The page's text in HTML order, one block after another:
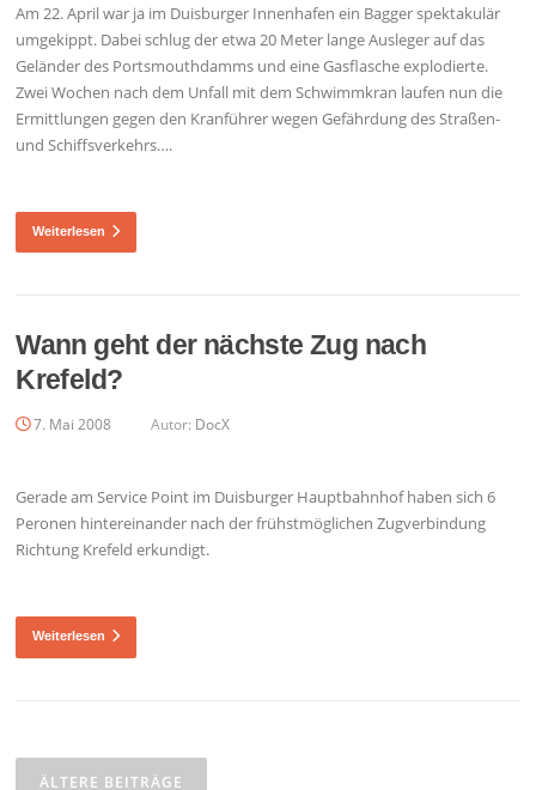
Am 22. April war ja im Duisburger Innenhafen ein Bagger spektakulär
umgekippt. Dabei schlug der etwa 20 Meter lange Ausleger auf das
Geländer des Portsmouthdamms und eine Gasflasche explodierte.
Zwei Wochen nach dem Unfall mit dem Schwimmkran laufen nun die
Ermittlungen gegen den Kranführer wegen Gefährdung des Straßen-
und Schiffsverkehrs….
Weiterlesen
Wann geht der nächste Zug nach
Krefeld?
7. Mai 2008 Autor: DocX
Gerade am Service Point im Duisburger Hauptbahnhof haben sich 6
Peronen hintereinander nach der frühstmöglichen Zugverbindung
Richtung Krefeld erkundigt.
Weiterlesen
ÄLTERE BEITRÄGE